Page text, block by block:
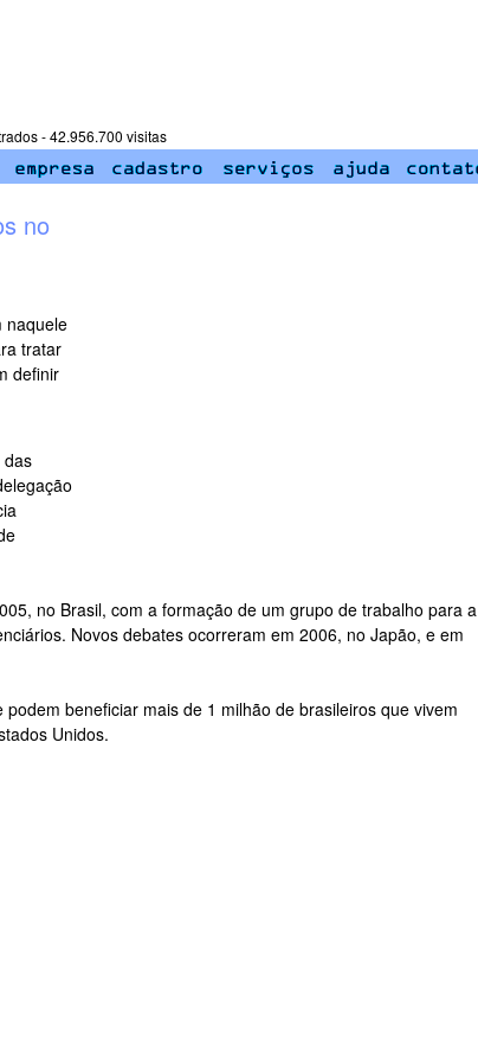
- 42.956.700 visitas
no
naquele
tratar
definir
das
no Brasil, com a formação de um grupo de trabalho para a
Novos debates ocorreram em 2006, no Japão, e em
beneficiar mais de 1 milhão de brasileiros que vivem
Unidos.